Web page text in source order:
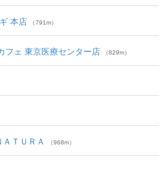
本店 （791m）
フェ 東京医療センター店 （829m）
ＡＴＵＲＡ （968m）